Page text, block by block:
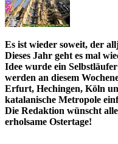
Es ist wieder soweit, der
Dieses Jahr geht es mal
Idee wurde ein
werden an diesem
Erfurt, Hechingen, Köln
katalanische Metropole
Die Redaktion wünscht
erholsame Ostertage!